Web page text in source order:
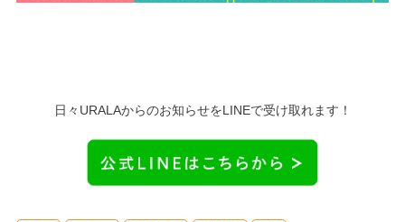
日々URALAからのお知らせをLINEで受け取れます！